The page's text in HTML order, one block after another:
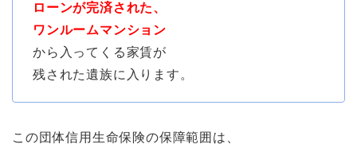
ローンが完済された、
ワンルームマンション
から入ってくる家賃が
残された遺族に入ります。
この団体信用生命保険の保障範囲は、